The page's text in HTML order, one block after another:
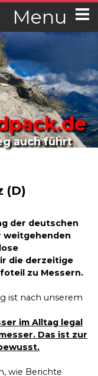
Menu
auch führt
(D)
der deutschen
weitgehenden
die derzeitige
zu Messern.
ist nach unserem
im Alltag legal
Das ist zur
wie Berichte